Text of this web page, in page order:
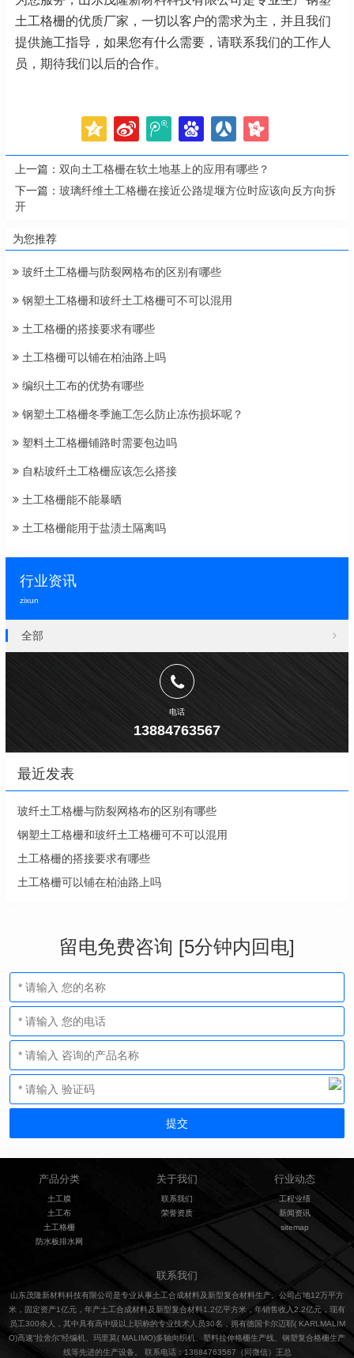
土工格栅的优质厂家，一切以客户的需求为主，并且我们
提供施工指导，如果您有什么需要，请联系我们的工作人
员，期待我们以后的合作。
上一篇： 双向土工格栅在软土地基上的应用有哪些？
下一篇： 玻璃纤维土工格栅在接近公路堤堰方位时应该向反方向拆
开
为您推荐
玻纤土工格栅与防裂网格布的区别有哪些
钢塑土工格栅和玻纤土工格栅可不可以混用
土工格栅的搭接要求有哪些
土工格栅可以铺在柏油路上吗
编织土工布的优势有哪些
钢塑土工格栅冬季施工怎么防止冻伤损坏呢？
塑料土工格栅铺路时需要包边吗
自粘玻纤土工格栅应该怎么搭接
土工格栅能不能暴晒
土工格栅能用于盐渍土隔离吗
行业资讯
zixun
全部
电话
13884763567
最近发表
玻纤土工格栅与防裂网格布的区别有哪些
钢塑土工格栅和玻纤土工格栅可不可以混用
土工格栅的搭接要求有哪些
土工格栅可以铺在柏油路上吗
留电免费咨询 [5分钟内回电]
产品分类
土工膜
土工布
土工格栅
防水板排水网
关于我们
联系我们
荣誉资质
行业动态
工程业绩
新闻资讯
sitemap
联系我们
山东茂隆新材料科技有限公司是专业从事土工合成材料及新型复合材料生产。公司占地12万平方
米，固定资产1亿元，年产土工合成材料及新型复合材料1.2亿平方米，年销售收入2.2亿元，现有
员工300余人，其中具有高中级以上职称的专业技术人员30名，拥有德国卡尔迈耶( KARLMALIM
O)高速“拉舍尔”经编机、玛里莫( MALIMO)多轴向织机、塑料拉伸格栅生产线、钢塑复合格栅生产
线等先进的生产设备。 联系电话：13884763567（同微信）王总